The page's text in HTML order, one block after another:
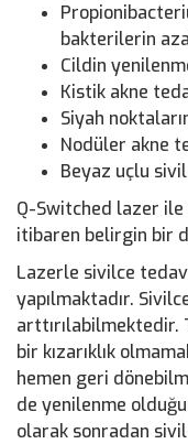
bakterilerin
Cildin
Kistik akne
Siyah
Nodüler akne
Beyaz uçlu
Q-Switched lazer
itibaren belirgin bir
Lazerle sivilce
yapılmaktadır.
arttırılabilmektedir.
bir kızarıklık
hemen geri
de yenilenme
olarak sonradan